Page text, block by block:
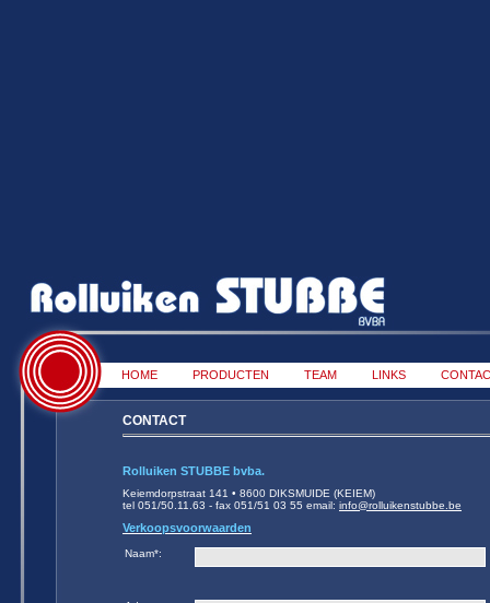
HOME PRODUCTEN TEAM LINKS
CONTACT
Rolluiken STUBBE bvba.
Keiemdorpstraat 141 • 8600 DIKSMUIDE (KEIEM)
tel 051/50.11.63 - fax 051/51 03 55 email: info@rolluikenstubbe.be
Verkoopsvoorwaarden
Naam*: